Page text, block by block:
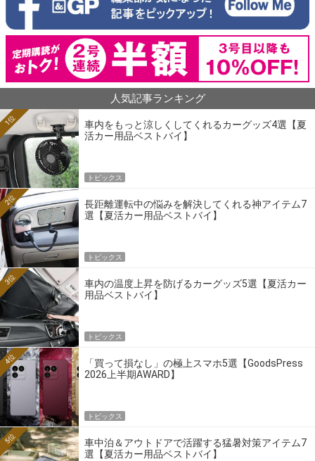
人気記事ランキング
車内をもっと涼しくしてくれるカーグッズ4選【夏
活カー用品ベストバイ】
1位
トピックス
長距離運転中の悩みを解決してくれる神アイテム7
選【夏活カー用品ベストバイ】
2位
トピックス
車内の温度上昇を防げるカーグッズ5選【夏活カー
用品ベストバイ】
3位
トピックス
「買って損なし」の極上スマホ5選【GoodsPress
2026上半期AWARD】
4位
トピックス
車中泊＆アウトドアで活躍する猛暑対策アイテム7
選【夏活カー用品ベストバイ】
5位